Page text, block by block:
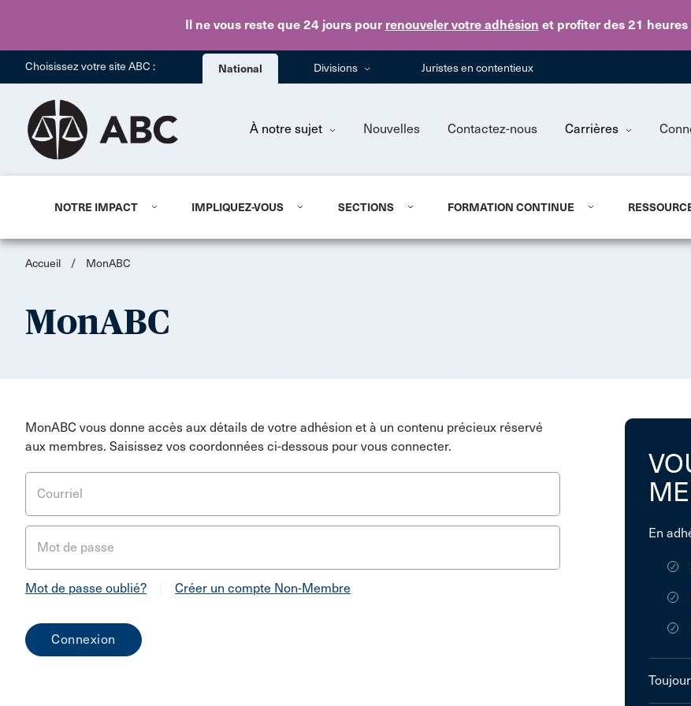
Il ne vous reste que 24 jourspour renouveler votre adhésion et profiter des 21
Skip to main content
Choisissez votre site ABC : National Divisions Juristes en contentieux
À notre sujet Nouvelles Contactez-nous Carrières
NOTRE IMPACT IMPLIQUEZ-VOUS SECTIONS FORMATION CONTINUE
Accueil / MonABC
MonABC
MonABC vous donne accès aux détails de votre adhésion et à un contenu précieux réservé
aux membres. Saisissez vos coordonnées ci-dessous pour vous connecter.
Courriel
Mot de passe
Mot de passe oublié? Créer un compte Non-Membre
En